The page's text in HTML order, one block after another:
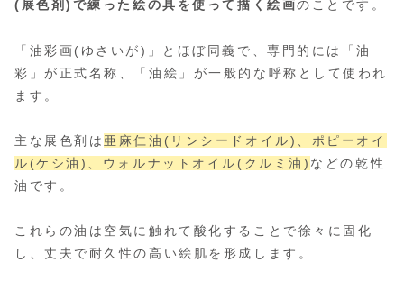
(展色剤)で練った絵の具を使って描く絵画のことです。
「油彩画(ゆさいが)」とほぼ同義で、専門的には「油
彩」が正式名称、「油絵」が一般的な呼称として使われ
ます。
主な展色剤は 亜麻仁油(リンシードオイル)、ポピーオイ
ル(ケシ油)、ウォルナットオイル(クルミ油) などの乾性
油です。
これらの油は空気に触れて酸化することで徐々に固化
し、丈夫で耐久性の高い絵肌を形成します。